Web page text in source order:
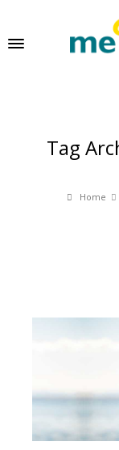
Tag
Home